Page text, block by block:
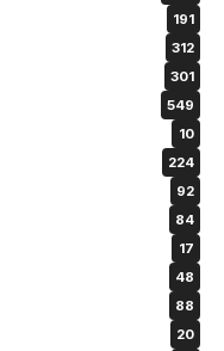
191
312
301
549
10
224
92
84
17
48
88
20